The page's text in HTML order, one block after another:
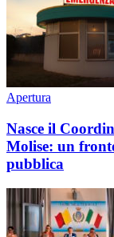
Apertura
Nasce il
Molise: un
pubblica